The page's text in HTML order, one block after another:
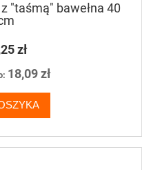
"taśmą" bawełna 40
zł
18,09 zł